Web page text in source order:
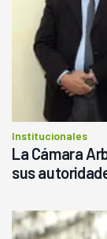
Institucionales
La Cámara
sus